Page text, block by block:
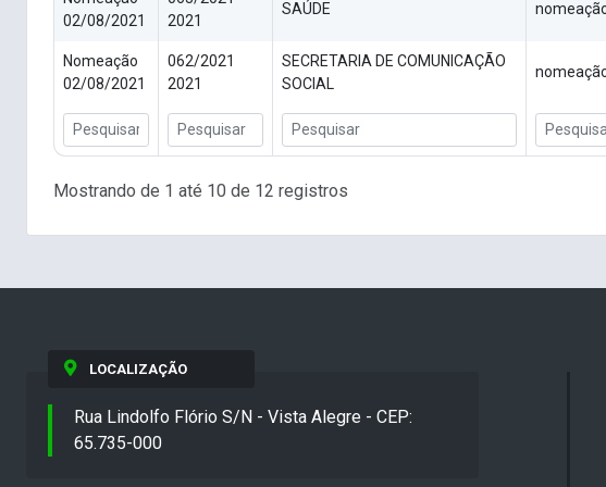
02/08/2021
2021
SAÚDE
Nomeação
02/08/2021
062/2021
2021
SECRETARIA DE COMUNICAÇÃO
SOCIAL
Mostrando de 1 até 10 de 12 registros
LOCALIZAÇÃO
Rua Lindolfo Flório S/N - Vista Alegre - CEP:
65.735-000